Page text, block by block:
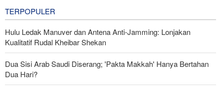
TERPOPULER
Hulu Ledak Manuver dan Antena Anti-Jamming: Lonjakan
Kualitatif Rudal Kheibar Shekan
Dua Sisi Arab Saudi Diserang; 'Pakta Makkah' Hanya Bertahan
Dua Hari?